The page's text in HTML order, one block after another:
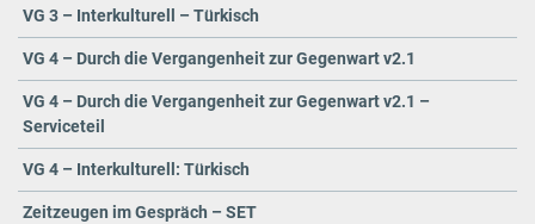
VG 3 – Interkulturell – Türkisch
VG 4 – Durch die Vergangenheit zur Gegenwart v2.1
VG 4 – Durch die Vergangenheit zur Gegenwart v2.1 –
Serviceteil
VG 4 – Interkulturell: Türkisch
Zeitzeugen im Gespräch – SET